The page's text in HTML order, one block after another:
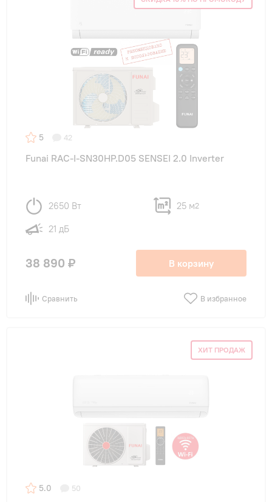
5 42
Funai RAC-I-SN30HP.D05 SENSEI 2.0 Inverter
2650 Вт 25 м2
21 дБ
38 890 ₽ В корзину
Сравнить В избранное
ХИТ ПРОДАЖ
5.0 50